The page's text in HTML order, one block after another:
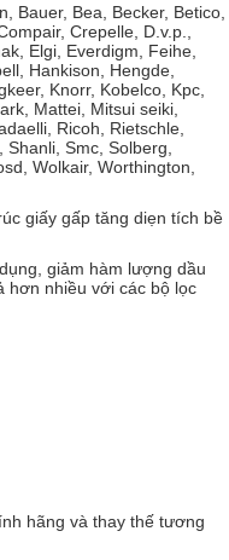
Bauer, Bea, Becker, Betico,
Crepelle, D.v.p.,
Elgi, Everdigm, Feihe,
Hankison, Hengde,
Knorr, Kobelco, Kpc,
Mattei, Mitsui seiki,
Ricoh, Rietschle,
Smc, Solberg,
Wolkair, Worthington,
giấy gấp tăng diẹn tích bề
giảm hàm lượng dầu
hơn nhiều với các bộ lọc
hãng và thay thế tương